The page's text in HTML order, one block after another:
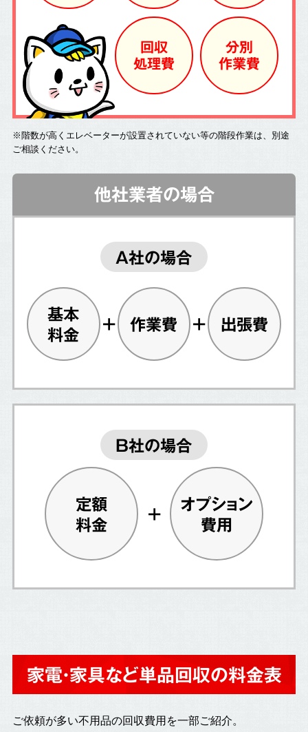
回収
処理費
分別
作業費
※階数が高くエレベーターが設置されていない等の階段作業は、別途
ご相談ください。
他社業者の場合
A社の場合
基本
料金
作業費 出張費
B社の場合
定額
料金
オプション
費用
家電・家具など単品回収の料金表
ご依頼が多い不用品の回収費用を一部ご紹介。